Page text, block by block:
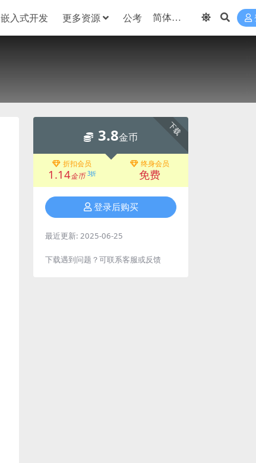
嵌入式开发 更多资源 公考
下载
3.8金币
折扣会员
1.14金币 3折
终身会员
免费
登录后购买
最近更新: 2025-06-25
下载遇到问题？可联系客服或反馈